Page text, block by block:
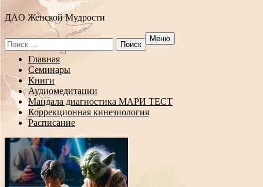
ДAO Женской Мудрости
Search
for:
Меню
Перейти
содержанию
Главная
Семинары
Книги
Аудиомедитации
Мандала диагностика МАРИ ТЕСТ
Коррекционная кинезиология
Расписание